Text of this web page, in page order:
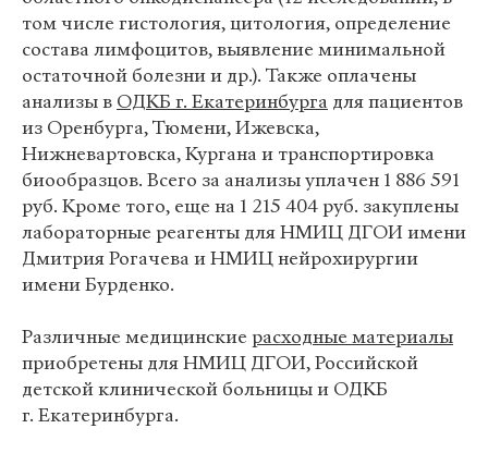
том числе гистология, цитология, определение
состава лимфоцитов, выявление минимальной
остаточной болезни и др.). Также оплачены
анализы в ОДКБ г. Екатеринбурга для пациентов
из Оренбурга, Тюмени, Ижевска,
Нижневартовска, Кургана и транспортировка
биообразцов. Всего за анализы уплачен 1 886 591
руб. Кроме того, еще на 1 215 404 руб. закуплены
лабораторные реагенты для НМИЦ ДГОИ имени
Дмитрия Рогачева и НМИЦ нейрохирургии
имени Бурденко.
Различные медицинские расходные материалы
приобретены для НМИЦ ДГОИ, Российской
детской клинической больницы и ОДКБ
г. Екатеринбурга.